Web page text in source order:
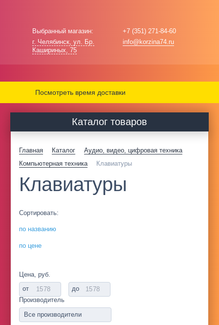
Выбранный магазин:
г. Челябинск, ул. Бр.
Кашириных, 75
+7 (351) 271-84-60
info@korzina74.ru
Посмотреть время доставки
Каталог товаров
Главная Каталог
Аудио, видео, цифровая техника
Компьютерная техника
Клавиатуры
Клавиатуры
Сортировать:
по названию
по цене
Цена, руб.
от
до
Производитель
Все производители